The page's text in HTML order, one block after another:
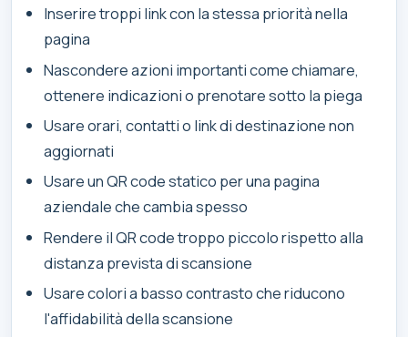
Inserire troppi link con la stessa priorità nella
pagina
Nascondere azioni importanti come chiamare,
ottenere indicazioni o prenotare sotto la piega
Usare orari, contatti o link di destinazione non
aggiornati
Usare un QR code statico per una pagina
aziendale che cambia spesso
Rendere il QR code troppo piccolo rispetto alla
distanza prevista di scansione
Usare colori a basso contrasto che riducono
l'affidabilità della scansione